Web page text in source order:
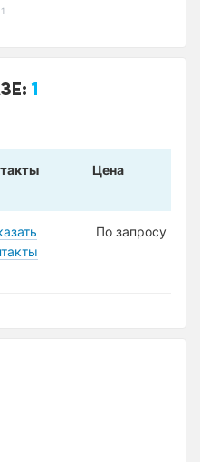
1
1
Цена
По запросу